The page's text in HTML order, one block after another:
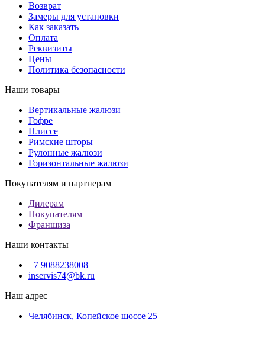
Возврат
Замеры для установки
Как заказать
Оплата
Реквизиты
Цены
Политика безопасности
Наши товары
Вертикальные жалюзи
Гофре
Плиссе
Римские шторы
Рулонные жалюзи
Горизонтальные жалюзи
Покупателям и партнерам
Дилерам
Покупателям
Франшиза
Наши контакты
+7 9088238008
inservis74@bk.ru
Наш адрес
Челябинск, Копейское шоссе 25